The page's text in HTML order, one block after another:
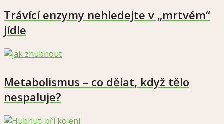
Trávící enzymy nehledejte v „mrtvém“
jídle
Metabolismus – co dělat, když tělo
nespaluje?